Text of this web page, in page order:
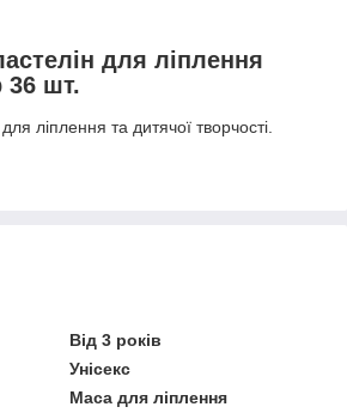
для ліплення
36 шт.
ліплення та дитячої творчості.
Від 3 років
Унісекс
Маса для ліплення